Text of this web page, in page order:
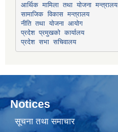
आर्थिक मामिला तथा योजना मन्त्रालय
सामाजिक विकास मन्त्रालय
नीति तथा योजना आयोग
प्रदेश प्रमुखको कार्यालय
प्रदेश सभा सचिवालय
Notices
सूचना तथा समाचार